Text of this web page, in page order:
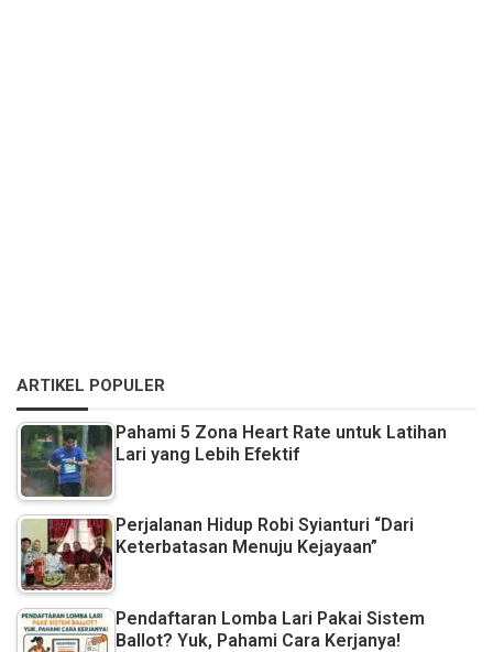
ARTIKEL POPULER
Pahami 5 Zona Heart Rate untuk Latihan
Lari yang Lebih Efektif
Perjalanan Hidup Robi Syianturi “Dari
Keterbatasan Menuju Kejayaan”
Pendaftaran Lomba Lari Pakai Sistem
Ballot? Yuk, Pahami Cara Kerjanya!